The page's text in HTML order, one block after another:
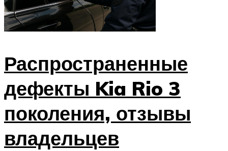
Распространенные
дефекты Kia Rio 3
поколения, отзывы
владельцев